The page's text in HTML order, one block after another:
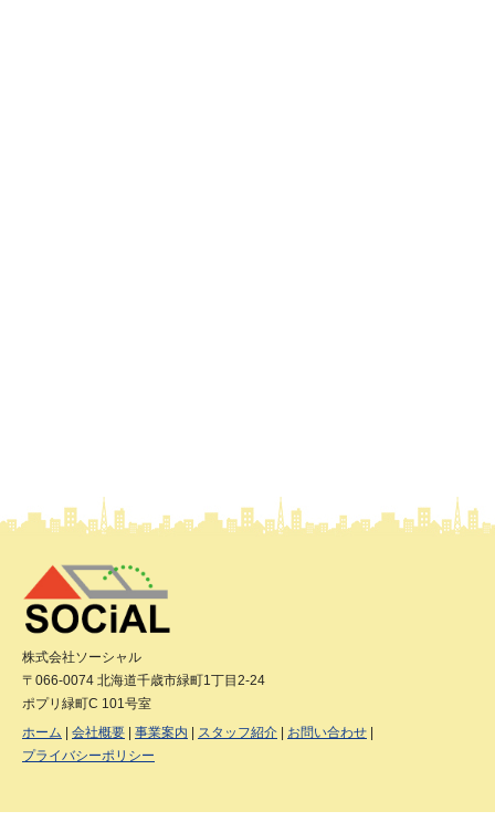
株式会社ソーシャル
〒066-0074 北海道千歳市緑町1丁目2-24
ポプリ緑町C 101号室
ホーム
会社概要 事業案内 スタッフ紹介
お問い合わせ
プライバシーポリシー